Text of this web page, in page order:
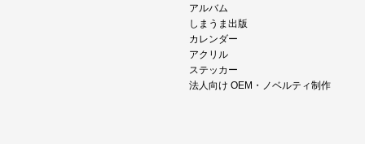
アルバム
しまうま出版
カレンダー
アクリル
ステッカー
法人向け OEM・ノベルティ制作